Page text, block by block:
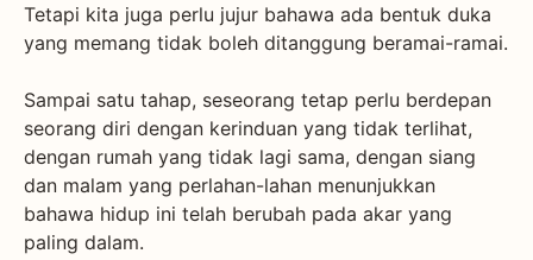
Tetapi kita juga perlu jujur bahawa ada bentuk duka
yang memang tidak boleh ditanggung beramai-ramai.
Sampai satu tahap, seseorang tetap perlu berdepan
seorang diri dengan kerinduan yang tidak terlihat,
dengan rumah yang tidak lagi sama, dengan siang
dan malam yang perlahan-lahan menunjukkan
bahawa hidup ini telah berubah pada akar yang
paling dalam.